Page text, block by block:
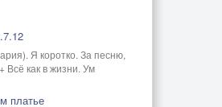
Я коротко. За песню,
Всё как в жизни. Ум
платье